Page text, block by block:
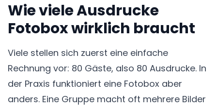
Wie viele Ausdrucke
Fotobox wirklich braucht
Viele stellen sich zuerst eine einfache
Rechnung vor: 80 Gäste, also 80 Ausdrucke. In
der Praxis funktioniert eine Fotobox aber
anders. Eine Gruppe macht oft mehrere Bilder